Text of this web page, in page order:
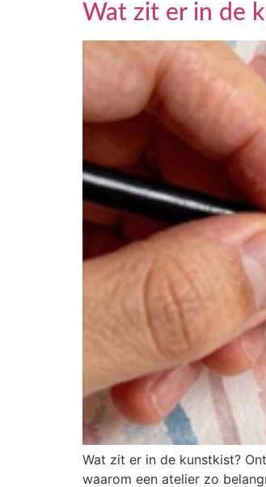
Wat zit er in de
Wat zit er in de kunstkist?
waarom een atelier zo